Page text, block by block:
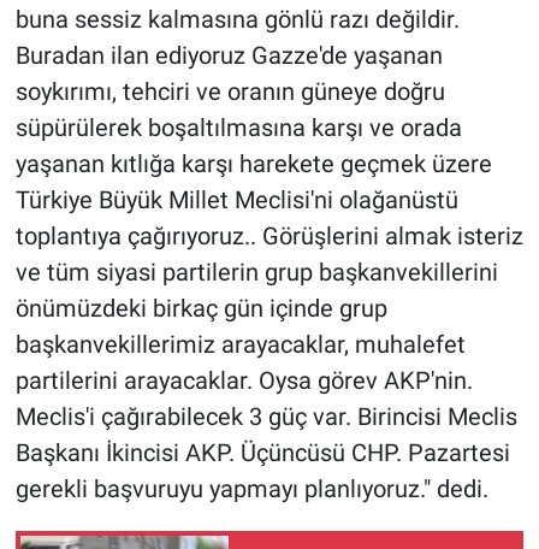
buna sessiz kalmasına gönlü razı değildir.
Buradan ilan ediyoruz Gazze'de yaşanan
soykırımı, tehciri ve oranın güneye doğru
süpürülerek boşaltılmasına karşı ve orada
yaşanan kıtlığa karşı harekete geçmek üzere
Türkiye Büyük Millet Meclisi'ni olağanüstü
toplantıya çağırıyoruz.. Görüşlerini almak isteriz
ve tüm siyasi partilerin grup başkanvekillerini
önümüzdeki birkaç gün içinde grup
başkanvekillerimiz arayacaklar, muhalefet
partilerini arayacaklar. Oysa görev AKP'nin.
Meclis'i çağırabilecek 3 güç var. Birincisi Meclis
Başkanı İkincisi AKP. Üçüncüsü CHP. Pazartesi
gerekli başvuruyu yapmayı planlıyoruz." dedi.
Yerel Gündem
Yerel Yaşam
Canlı Yayın